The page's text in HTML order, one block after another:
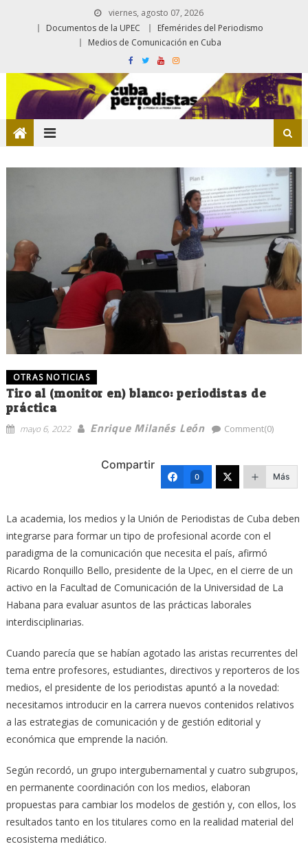
viernes, agosto 07, 2026
Documentos de la UPEC
Efemérides del Periodismo
Medios de Comunicación en Cuba
OTRAS NOTICIAS
Tiro al (monitor en) blanco: periodistas de
práctica
mayo 6, 2022 Enrique Milanés León Comment(0)
Compartir
0 Más
La academia, los medios y la Unión de Periodistas de Cuba deben
integrarse para formar un tipo de profesional acorde con el
paradigma de la comunicación que necesita el país, afirmó
Ricardo Ronquillo Bello, presidente de la Upec, en el cierre de un
activo en la Facultad de Comunicación de la Universidad de La
Habana para evaluar asuntos de las prácticas laborales
interdisciplinarias.
Cuando parecía que se habían agotado las aristas recurrentes del
tema entre profesores, estudiantes, directivos y reporteros de los
medios, el presidente de los periodistas apuntó a la novedad:
necesitamos introducir en la carrera nuevos contenidos relativos
a las estrategias de comunicación y de gestión editorial y
económica que emprende la nación.
Según recordó, un grupo intergubernamental y cuatro subgrupos,
en permanente coordinación con los medios, elaboran
propuestas para cambiar los modelos de gestión y, con ellos, los
resultados tanto en los titulares como en la realidad material del
ecosistema mediático.